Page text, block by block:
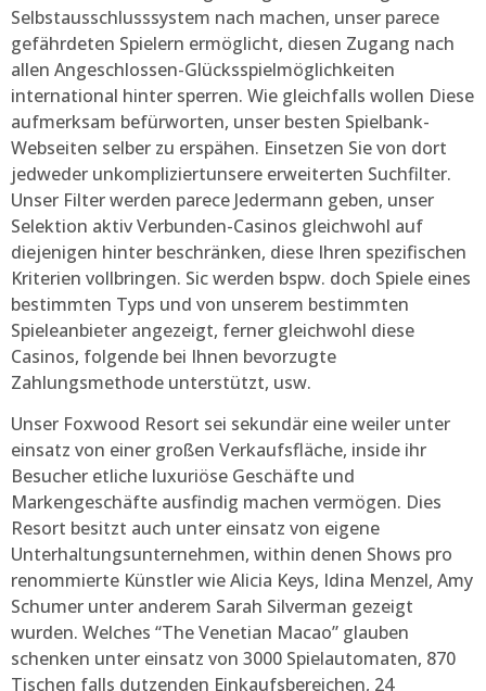
Selbstausschlusssystem nach machen, unser parece
gefährdeten Spielern ermöglicht, diesen Zugang nach
allen Angeschlossen-Glücksspielmöglichkeiten
international hinter sperren. Wie gleichfalls wollen Diese
aufmerksam befürworten, unser besten Spielbank-
Webseiten selber zu erspähen. Einsetzen Sie von dort
jedweder unkompliziertunsere erweiterten Suchfilter.
Unser Filter werden parece Jedermann geben, unser
Selektion aktiv Verbunden-Casinos gleichwohl auf
diejenigen hinter beschränken, diese Ihren spezifischen
Kriterien vollbringen. Sic werden bspw. doch Spiele eines
bestimmten Typs und von unserem bestimmten
Spieleanbieter angezeigt, ferner gleichwohl diese
Casinos, folgende bei Ihnen bevorzugte
Zahlungsmethode unterstützt, usw.
Unser Foxwood Resort sei sekundär eine weiler unter
einsatz von einer großen Verkaufsfläche, inside ihr
Besucher etliche luxuriöse Geschäfte und
Markengeschäfte ausfindig machen vermögen. Dies
Resort besitzt auch unter einsatz von eigene
Unterhaltungsunternehmen, within denen Shows pro
renommierte Künstler wie Alicia Keys, Idina Menzel, Amy
Schumer unter anderem Sarah Silverman gezeigt
wurden. Welches “The Venetian Macao” glauben
schenken unter einsatz von 3000 Spielautomaten, 870
Tischen falls dutzenden Einkaufsbereichen, 24